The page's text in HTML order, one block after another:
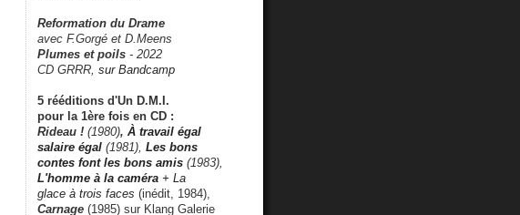
Reformation du Drame
avec F.Gorgé et D.Meens
Plumes et poils - 2022
CD GRRR, sur Bandcamp
5 rééditions d'Un D.M.I.
pour la 1ère fois en CD :
Rideau ! (1980), À travail égal
salaire égal (1981), Les bons
contes font les bons amis (1983),
L'homme à la caméra + La
glace à trois faces (inédit, 1984),
Carnage (1985) sur Klang Galerie